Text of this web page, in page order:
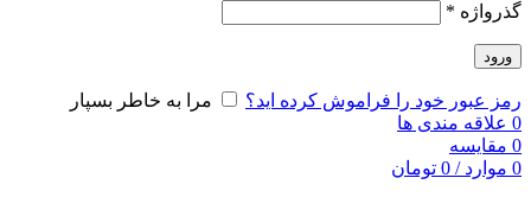
گذرواژه *
ورود
رمز عبور خود را فراموش کرده اید؟
مرا به خاطر بسپار
0 علاقه مندی ها
0 مقایسه
0 موارد /
0 تومان